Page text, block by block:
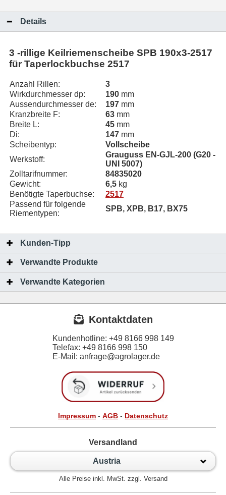
Details
3 -rillige Keilriemenscheibe SPB 190x3-2517
für Taperlockbuchse 2517
Anzahl Rillen:
3
Wirkdurchmesser dp:
190 mm
Aussendurchmesser de:
197 mm
Kranzbreite F:
63 mm
Breite L:
45 mm
Di:
147 mm
Scheibentyp:
Vollscheibe
Werkstoff:
Grauguss EN-GJL-200 (G20 -
UNI 5007)
Zolltarifnummer:
84835020
Gewicht:
6,5 kg
Benötigte Taperbuchse:
2517
Passend für folgende
Riementypen:
SPB, XPB, B17, BX75
Kunden-Tipp
Verwandte Produkte
Verwandte Kategorien
Kontaktdaten
Kundenhotline: +49 8166 998 149
Telefax: +49 8166 998 150
E-Mail: anfrage@agrolager.de
Impressum - AGB - Datenschutz
Versandland
Austria
Alle Preise inkl. MwSt. zzgl. Versand